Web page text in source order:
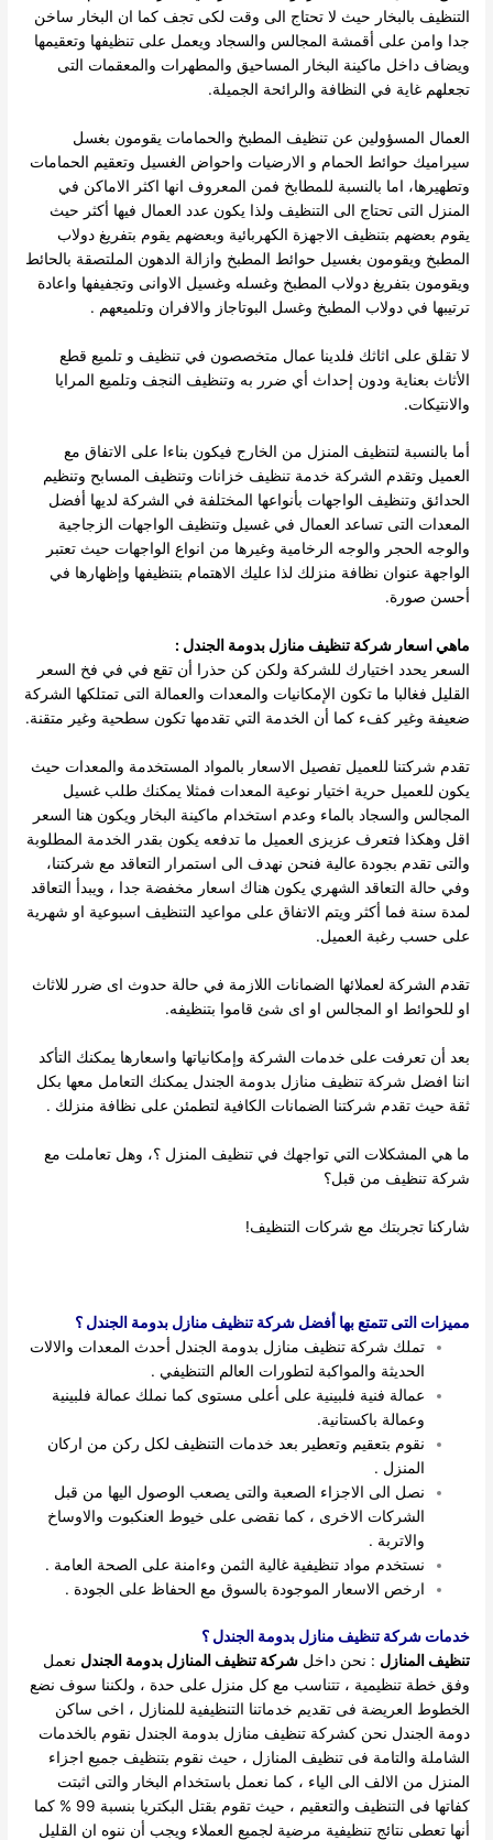
التنظيف بالبخار حيث لا تحتاج الى وقت لكى تجف كما ان البخار ساخن
جدا وامن على أقمشة المجالس والسجاد ويعمل على تنظيفها وتعقيمها
ويضاف داخل ماكينة البخار المساحيق والمطهرات والمعقمات التى
تجعلهم غاية في النظافة والرائحة الجميلة.
العمال المسؤولين عن تنظيف المطبخ والحمامات يقومون بغسل
سيراميك حوائط الحمام و الارضيات واحواض الغسيل وتعقيم الحمامات
وتطهيرها، اما بالنسبة للمطابخ فمن المعروف انها اكثر الاماكن في
المنزل التى تحتاج الى التنظيف ولذا يكون عدد العمال فيها أكثر حيث
يقوم بعضهم بتنظيف الاجهزة الكهربائية وبعضهم يقوم بتفريغ دولاب
المطبخ ويقومون بغسيل حوائط المطبخ وازالة الدهون الملتصقة بالحائط
ويقومون بتفريغ دولاب المطبخ وغسله وغسيل الاوانى وتجفيفها واعادة
ترتيبها في دولاب المطبخ وغسل البوتاجاز والافران وتلميعهم .
لا تقلق على اثاثك فلدينا عمال متخصصون في تنظيف و تلميع قطع
الأثاث بعناية ودون إحداث أي ضرر به وتنظيف النجف وتلميع المرايا
والانتيكات.
أما بالنسبة لتنظيف المنزل من الخارج فيكون بناءا على الاتفاق مع
العميل وتقدم الشركة خدمة تنظيف خزانات وتنظيف المسابح وتنظيم
الحدائق وتنظيف الواجهات بأنواعها المختلفة في الشركة لديها أفضل
المعدات التى تساعد العمال في غسيل وتنظيف الواجهات الزجاجية
والوجه الحجر والوجه الرخامية وغيرها من انواع الواجهات حيث تعتبر
الواجهة عنوان نظافة منزلك لذا عليك الاهتمام بتنظيفها وإظهارها في
أحسن صورة.
ماهي اسعار شركة تنظيف منازل بدومة الجندل :
السعر يحدد اختيارك للشركة ولكن كن حذرا أن تقع في في فخ السعر
القليل فغالبا ما تكون الإمكانيات والمعدات والعمالة التى تمتلكها الشركة
ضعيفة وغير كفء كما أن الخدمة التي تقدمها تكون سطحية وغير متقنة.
تقدم شركتنا للعميل تفصيل الاسعار بالمواد المستخدمة والمعدات حيث
يكون للعميل حرية اختيار نوعية المعدات فمثلا يمكنك طلب غسيل
المجالس والسجاد بالماء وعدم استخدام ماكينة البخار ويكون هنا السعر
اقل وهكذا فتعرف عزيزى العميل ما تدفعه يكون بقدر الخدمة المطلوبة
والتى تقدم بجودة عالية فنحن نهدف الى استمرار التعاقد مع شركتنا،
وفي حالة التعاقد الشهري يكون هناك اسعار مخفضة جدا ، ويبدأ التعاقد
لمدة سنة فما أكثر ويتم الاتفاق على مواعيد التنظيف اسبوعية او شهرية
على حسب رغبة العميل.
تقدم الشركة لعملائها الضمانات اللازمة في حالة حدوث اى ضرر للاثاث
او للحوائط او المجالس او اى شئ قاموا بتنظيفه.
بعد أن تعرفت على خدمات الشركة وإمكانياتها واسعارها يمكنك التأكد
اننا افضل شركة تنظيف منازل بدومة الجندل يمكنك التعامل معها بكل
ثقة حيث تقدم شركتنا الضمانات الكافية لتطمئن على نظافة منزلك .
ما هي المشكلات التي تواجهك في تنظيف المنزل ؟، وهل تعاملت مع
شركة تنظيف من قبل؟
شاركنا تجربتك مع شركات التنظيف!
مميزات التى تتمتع بها أفضل شركة تنظيف منازل بدومة الجندل ؟
تملك شركة تنظيف منازل بدومة الجندل أحدث المعدات والالات
الحديثة والمواكبة لتطورات العالم التنظيفي .
عمالة فنية فلبينية على أعلى مستوى كما نملك عمالة فلبينية
وعمالة باكستانية.
نقوم بتعقيم وتعطير بعد خدمات التنظيف لكل ركن من اركان
المنزل .
نصل الى الاجزاء الصعبة والتى يصعب الوصول اليها من قبل
الشركات الاخرى ، كما نقضى على خيوط العنكبوت والاوساخ
والاتربة .
نستخدم مواد تنظيفية غالية الثمن وءامنة على الصحة العامة .
ارخص الاسعار الموجودة بالسوق مع الحفاظ على الجودة .
خدمات شركة تنظيف منازل بدومة الجندل ؟
تنظيف المنازل : نحن داخلشركة تنظيف المنازل بدومة الجندل نعمل
وفق خطة تنظيمية ، تتناسب مع كل منزل على حدة ، ولكننا سوف نضع
الخطوط العريضة فى تقديم خدماتنا التنظيفية للمنازل ، اخى ساكن
دومة الجندل نحن كشركة تنظيف منازل بدومة الجندل نقوم بالخدمات
الشاملة والتامة فى تنظيف المنازل ، حيث نقوم بتنظيف جميع اجزاء
المنزل من الالف الى الياء ، كما نعمل باستخدام البخار والتى اثبتت
كفاتها فى التنظيف والتعقيم ، حيث تقوم بقتل البكتريا بنسبة 99 % كما
أنها تعطى نتائج تنظيفية مرضية لجميع العملاء ويجب أن ننوه ان القليل